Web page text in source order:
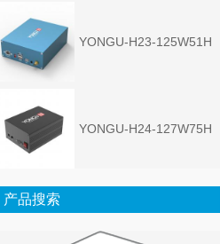
YONGU-H23-125W51H
YONGU-H24-127W75H
产品搜索